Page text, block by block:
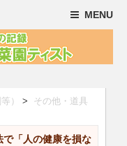
MENU
） > その他・道具
で「人の健康を損な